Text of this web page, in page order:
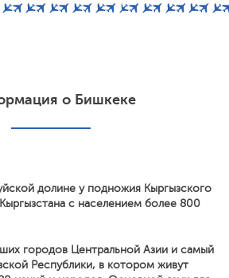
о Бишкеке
долине у подножия Кыргызского
с населением более 800
городов Центральной Азии и самый
Республики, в котором живут